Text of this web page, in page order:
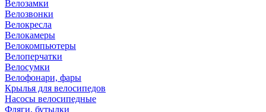
Велозамки
Велозвонки
Велокресла
Велокамеры
Велокомпьютеры
Велоперчатки
Велосумки
Велофонари, фары
Крылья для велосипедов
Насосы велосипедные
Фляги, бутылки